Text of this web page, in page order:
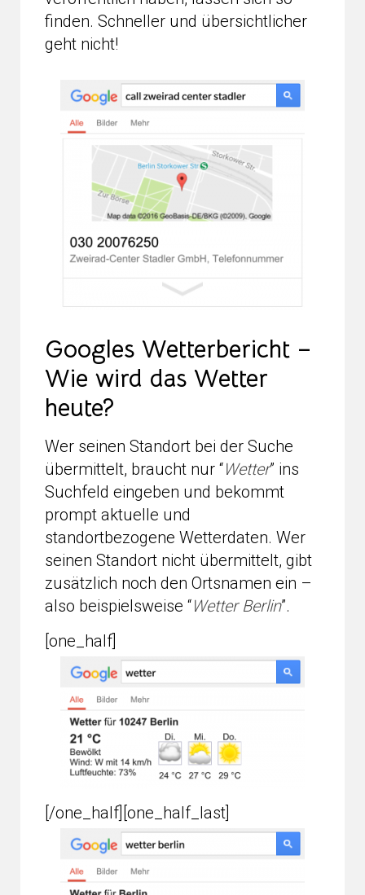
finden. Schneller und übersichtlicher
geht nicht!
Googles Wetterbericht –
Wie wird das Wetter
heute?
Wer seinen Standort bei der Suche
übermittelt, braucht nur “Wetter” ins
Suchfeld eingeben und bekommt
prompt aktuelle und
standortbezogene Wetterdaten. Wer
seinen Standort nicht übermittelt, gibt
zusätzlich noch den Ortsnamen ein –
also beispielsweise “Wetter Berlin”.
[one_half]
[/one_half][one_half_last]